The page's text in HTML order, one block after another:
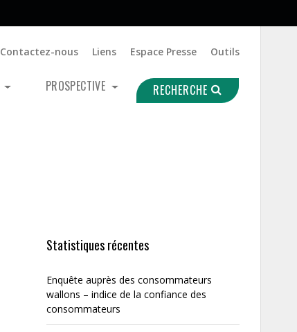
Contactez-nous Liens Espace Presse Outils
PROSPECTIVE RECHERCHE
Statistiques récentes
Enquête auprès des consommateurs
wallons – indice de la confiance des
consommateurs